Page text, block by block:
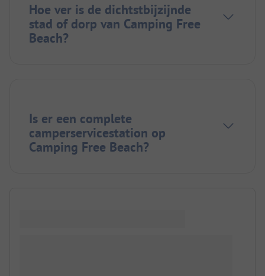
Hoe ver is de dichtstbijzijnde
stad of dorp van Camping Free
Beach?
Is er een complete
camperservicestation op
Camping Free Beach?